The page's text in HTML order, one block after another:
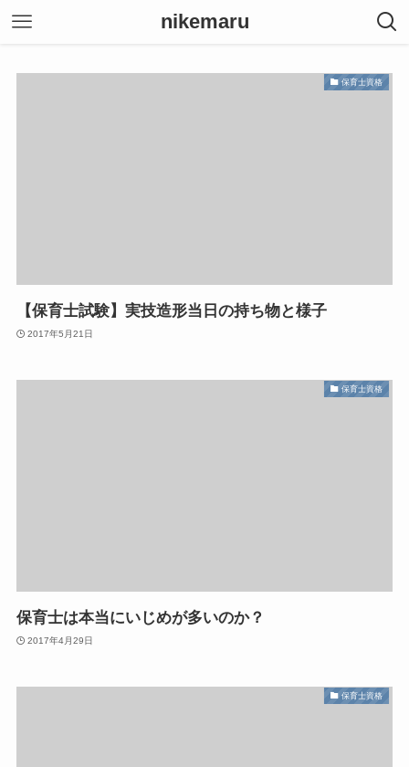
nikemaru
保育士資格
【保育士試験】実技造形当日の持ち物と様子
2017年5月21日
保育士資格
保育士は本当にいじめが多いのか？
2017年4月29日
保育士資格